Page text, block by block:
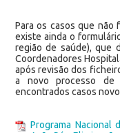
Para os casos que não
existe ainda o
região de saúde), que
Coordenadores
após revisão dos
a novo processo de
encontrados casos
Programa Nacional